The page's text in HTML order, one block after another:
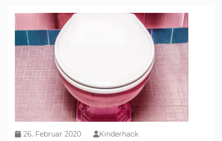
26. Februar 2020 Kinderhack